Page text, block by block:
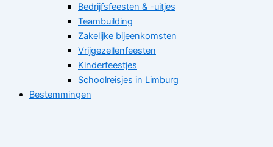
Bedrijfsfeesten & -uitjes
Teambuilding
Zakelijke bijeenkomsten
Vrijgezellenfeesten
Kinderfeestjes
Schoolreisjes in Limburg
Bestemmingen